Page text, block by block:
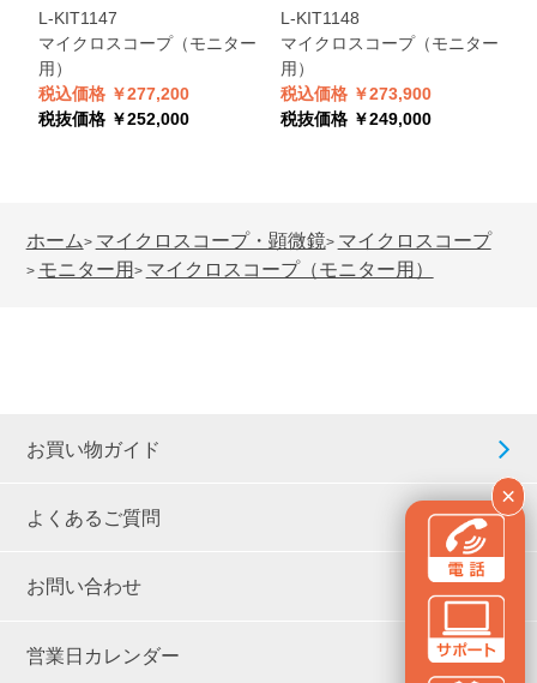
×
L-KIT1147
マイクロスコープ（モニター
用）
税込価格 ￥277,200
税抜価格 ￥252,000
L-KIT1148
マイクロスコープ（モニター
用）
税込価格 ￥273,900
税抜価格 ￥249,000
ホーム> マイクロスコープ・顕微鏡> マイクロスコープ
> モニター用> マイクロスコープ（モニター用）
お買い物ガイド
よくあるご質問
お問い合わせ
営業日カレンダー